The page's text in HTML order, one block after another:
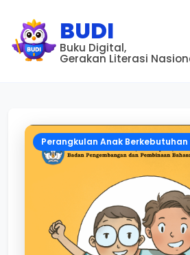
BUDI
Buku Digital,
Gerakan Literasi
Perangkulan Anak Berkebutuhan